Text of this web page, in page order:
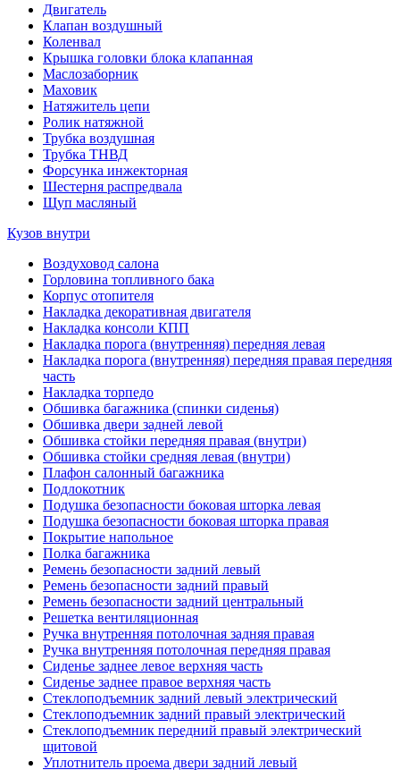
Двигатель
Клапан воздушный
Коленвал
Крышка головки блока клапанная
Маслозаборник
Маховик
Натяжитель цепи
Ролик натяжной
Трубка воздушная
Трубка ТНВД
Форсунка инжекторная
Шестерня распредвала
Щуп масляный
Кузов внутри
Воздуховод салона
Горловина топливного бака
Корпус отопителя
Накладка декоративная двигателя
Накладка консоли КПП
Накладка порога (внутренняя) передняя левая
Накладка порога (внутренняя) передняя правая передняя
часть
Накладка торпедо
Обшивка багажника (спинки сиденья)
Обшивка двери задней левой
Обшивка стойки передняя правая (внутри)
Обшивка стойки средняя левая (внутри)
Плафон салонный багажника
Подлокотник
Подушка безопасности боковая шторка левая
Подушка безопасности боковая шторка правая
Покрытие напольное
Полка багажника
Ремень безопасности задний левый
Ремень безопасности задний правый
Ремень безопасности задний центральный
Решетка вентиляционная
Ручка внутренняя потолочная задняя правая
Ручка внутренняя потолочная передняя правая
Сиденье заднее левое верхняя часть
Сиденье заднее правое верхняя часть
Стеклоподъемник задний левый электрический
Стеклоподъемник задний правый электрический
Стеклоподъемник передний правый электрический
щитовой
Уплотнитель проема двери задний левый